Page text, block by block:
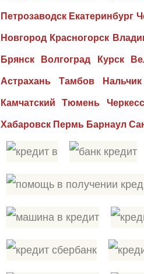
Петрозаводск
Новгород Красногорск
Брянск Волгоград Курск
Астрахань Тамбов
Камчатский Тюмень
Хабаровск Пермь Барнаул